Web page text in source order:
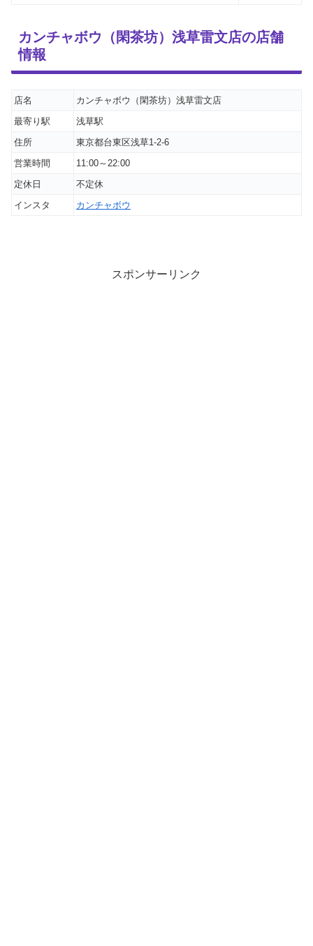
カンチャボウ（閑茶坊）浅草雷文店の店舗
情報
店名
カンチャボウ（閑茶坊）浅草雷文店
最寄り駅
浅草駅
住所
東京都台東区浅草1-2-6
営業時間
11:00～22:00
定休日
不定休
インスタ
カンチャボウ
スポンサーリンク